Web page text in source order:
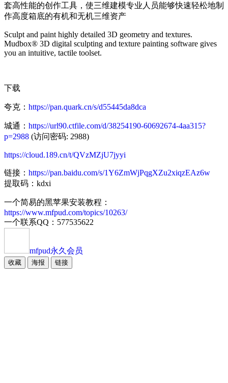
套高性能的创作工具，使三维建模专业人员能够快速轻松地制
作高度箱底的有机和无机三维资产
Sculpt and paint highly detailed 3D geometry and textures.
Mudbox® 3D digital sculpting and texture painting software gives
you an intuitive, tactile toolset.
下载
夸克： https://pan.quark.cn/s/d55445da8dca
城通： https://url90.ctfile.com/d/38254190-60692674-4aa315?
p=2988 (访问密码: 2988)
https://cloud.189.cn/t/QVzMZjU7jyyi
链接： https://pan.baidu.com/s/1Y6ZmWjPqgXZu2xiqzEAz6w
提取码：kdxi
一个简易的黑苹果安装教程：
https://www.mfpud.com/topics/10263/
一个联系QQ：577535622
mfpud永久会员
收藏 海报 链接